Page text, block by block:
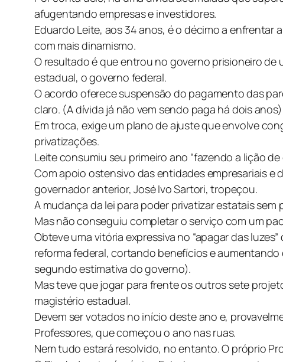
afugentando empresas e investidores.
Eduardo Leite, aos 34 anos, é o décimo a enfrentar
com mais dinamismo.
O resultado é que entrou no governo prisioneiro
estadual, o governo federal.
O acordo oferece suspensão do pagamento das
claro. (A dívida já não vem sendo paga há dois
Em troca, exige um plano de ajuste que envolve
privatizações.
Leite consumiu seu primeiro ano “fazendo a lição
Com apoio ostensivo das entidades empresariais
governador anterior, José Ivo Sartori, tropeçou.
A mudança da lei para poder privatizar estatais
Mas não conseguiu completar o serviço com um
Obteve uma vitória expressiva no “apagar das
reforma federal, cortando benefícios e aumentando
segundo estimativa do governo).
Mas teve que jogar para frente os outros sete
magistério estadual.
Devem ser votados no início deste ano e,
Professores, que começou o ano nas ruas.
Nem tudo estará resolvido, no entanto. O próprio